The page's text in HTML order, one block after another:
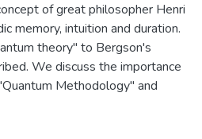
of great philosopher Henri
memory, intuition and duration.
theory" to Bergson's
We discuss the importance
Methodology" and